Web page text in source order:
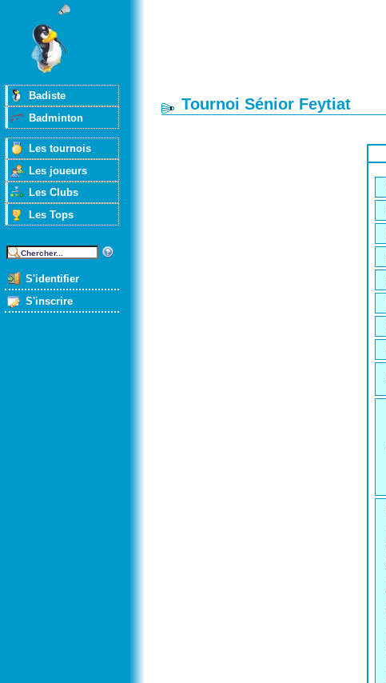
Badiste
Badminton
Les tournois
Les joueurs
Les Clubs
Les Tops
S'identifier
S'inscrire
Tournoi Sénior Feytiat